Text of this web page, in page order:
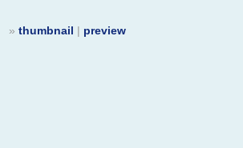
» thumbnail preview